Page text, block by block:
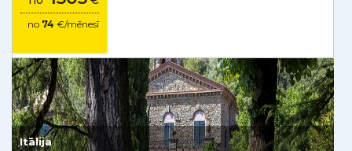
no 74 €/mēnesī
Itālija